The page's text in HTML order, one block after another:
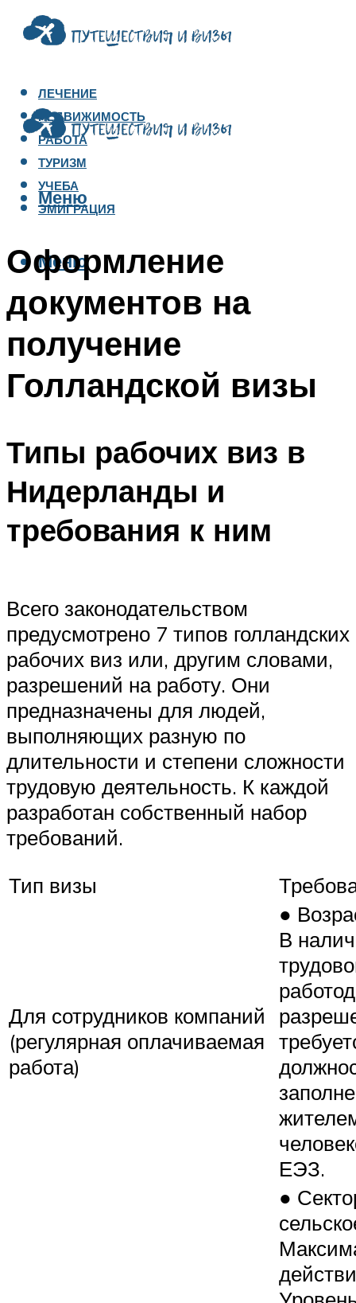
ЛЕЧЕНИЕ
НЕДВИЖИМОСТЬ
РАБОТА
ТУРИЗМ
УЧЕБА
ЭМИГРАЦИЯ
Меню
Меню
Оформление
документов на
получение
Голландской визы
Типы рабочих виз в
Нидерланды и
требования к ним
Всего законодательством
предусмотрено 7 типов голландских
рабочих виз или, другим словами,
разрешений на работу. Они
предназначены для людей,
выполняющих разную по
длительности и степени сложности
трудовую деятельность. К каждой
разработан собственный набор
требований.
Тип визы
Для сотрудников компаний
(регулярная оплачиваемая
работа)
●
В
ЕЭЗ.
●